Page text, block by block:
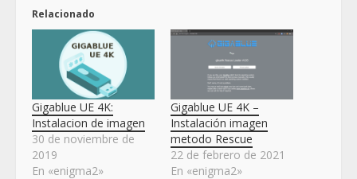
Relacionado
Gigablue UE 4K:
Instalacion de imagen
30 de noviembre de
2019
En «enigma2»
Gigablue UE 4K –
Instalación imagen
metodo Rescue
22 de febrero de 2021
En «enigma2»